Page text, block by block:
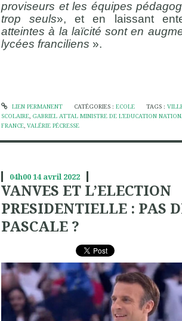
proviseurs et les équipes
trop seuls», et en laissant
atteintes à la laïcité sont en
lycées franciliens ».
LIEN PERMANENT CATÉGORIES : ECOLE TAGS :
SCOLAIRE GABRIEL ATTAL MINISTRE DE L’EDUCATION
FRANCE VALÉRIE PÉCRESSE
04h0014 avril 2022
VANVES ET L’ELECTION
PRESIDENTIELLE : PAS
PASCALE ?